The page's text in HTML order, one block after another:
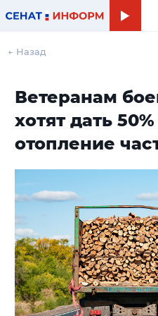
← Назад
Ветеранам
хотят дать
отопление